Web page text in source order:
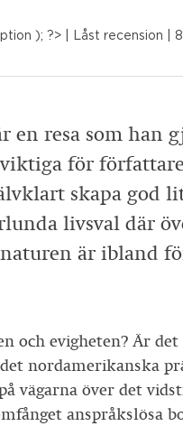
); ?> | Låst recension |
en resa som han
för
skapa god
livsval där
är ibland
och evigheten? Är
nordamerikanska
vägarna över det
anspråkslösa